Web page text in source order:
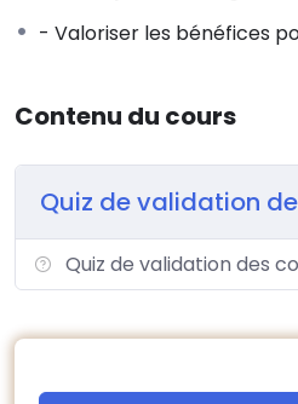
- Valoriser les bénéfices
Contenu du cours
Quiz de validation
Quiz de validation des